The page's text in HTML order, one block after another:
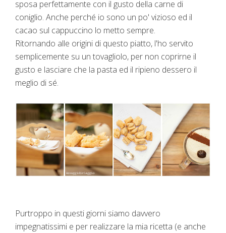
sposa perfettamente con il gusto della carne di
coniglio. Anche perché io sono un po' vizioso ed il
cacao sul cappuccino lo metto sempre.
Ritornando alle origini di questo piatto, l'ho servito
semplicemente su un tovagliolo, per non coprirne il
gusto e lasciare che la pasta ed il ripieno dessero il
meglio di sé.
Purtroppo in questi giorni siamo davvero
impegnatissimi e per realizzare la mia ricetta (e anche